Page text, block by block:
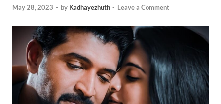
May 28, 2023 - by Kadhayezhuth - Leave a Comment